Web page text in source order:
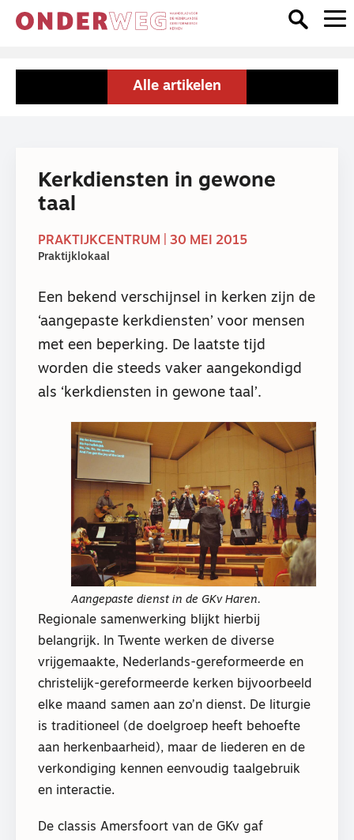
Alle artikelen
Kerkdiensten in gewone
taal
PRAKTIJKCENTRUM | 30 MEI 2015
Praktijklokaal
Een bekend verschijnsel in kerken zijn de
‘aangepaste kerkdiensten’ voor mensen
met een beperking. De laatste tijd
worden die steeds vaker aangekondigd
als ‘kerkdiensten in gewone taal’.
Aangepaste dienst in de GKv Haren.
Regionale samenwerking blijkt hierbij
belangrijk. In Twente werken de diverse
vrijgemaakte, Nederlands-gereformeerde en
christelijk-gereformeerde kerken bijvoorbeeld
elke maand samen aan zo’n dienst. De liturgie
is traditioneel (de doelgroep heeft behoefte
aan herkenbaarheid), maar de liederen en de
verkondiging kennen eenvoudig taalgebruik
en interactie.
De classis Amersfoort van de GKv gaf